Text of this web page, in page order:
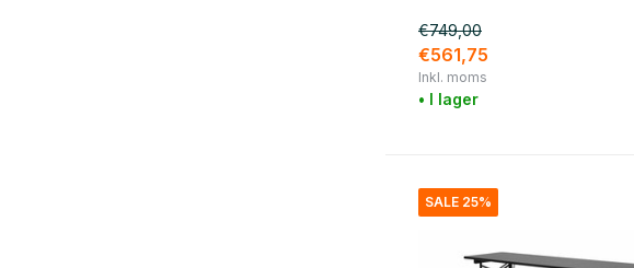
€749,00
€561,75
Inkl. moms
• I lager
SALE 25%